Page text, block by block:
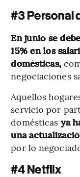
#3 Personal
En junio se
15% en los
domésticas,
negociaciones
Aquellos
servicio por
domésticas ya
una
por lo
#4 Netflix